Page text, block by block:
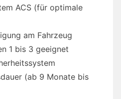
ACS (für optimale
am Fahrzeug
1 bis 3 geeignet
(ab 9 Monate bis